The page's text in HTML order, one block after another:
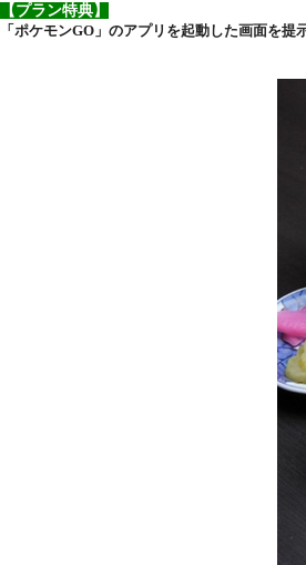
【プラン特典】
「ポケモンGO」のアプリを起動した画面を提